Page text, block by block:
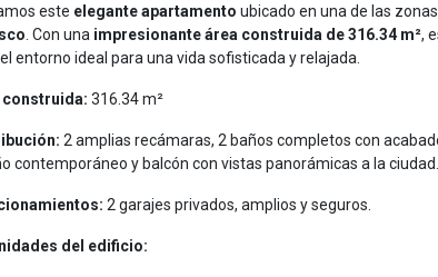
este elegante apartamento ubicado en una de las
. Con una impresionante área construida de 316.34 m²,
entorno ideal para una vida sofisticada y relajada.
construida: 316.34 m²
2 amplias recámaras, 2 baños completos con
contemporáneo y balcón con vistas panorámicas a la ciudad.
2 garajes privados, amplios y seguros.
del edificio: